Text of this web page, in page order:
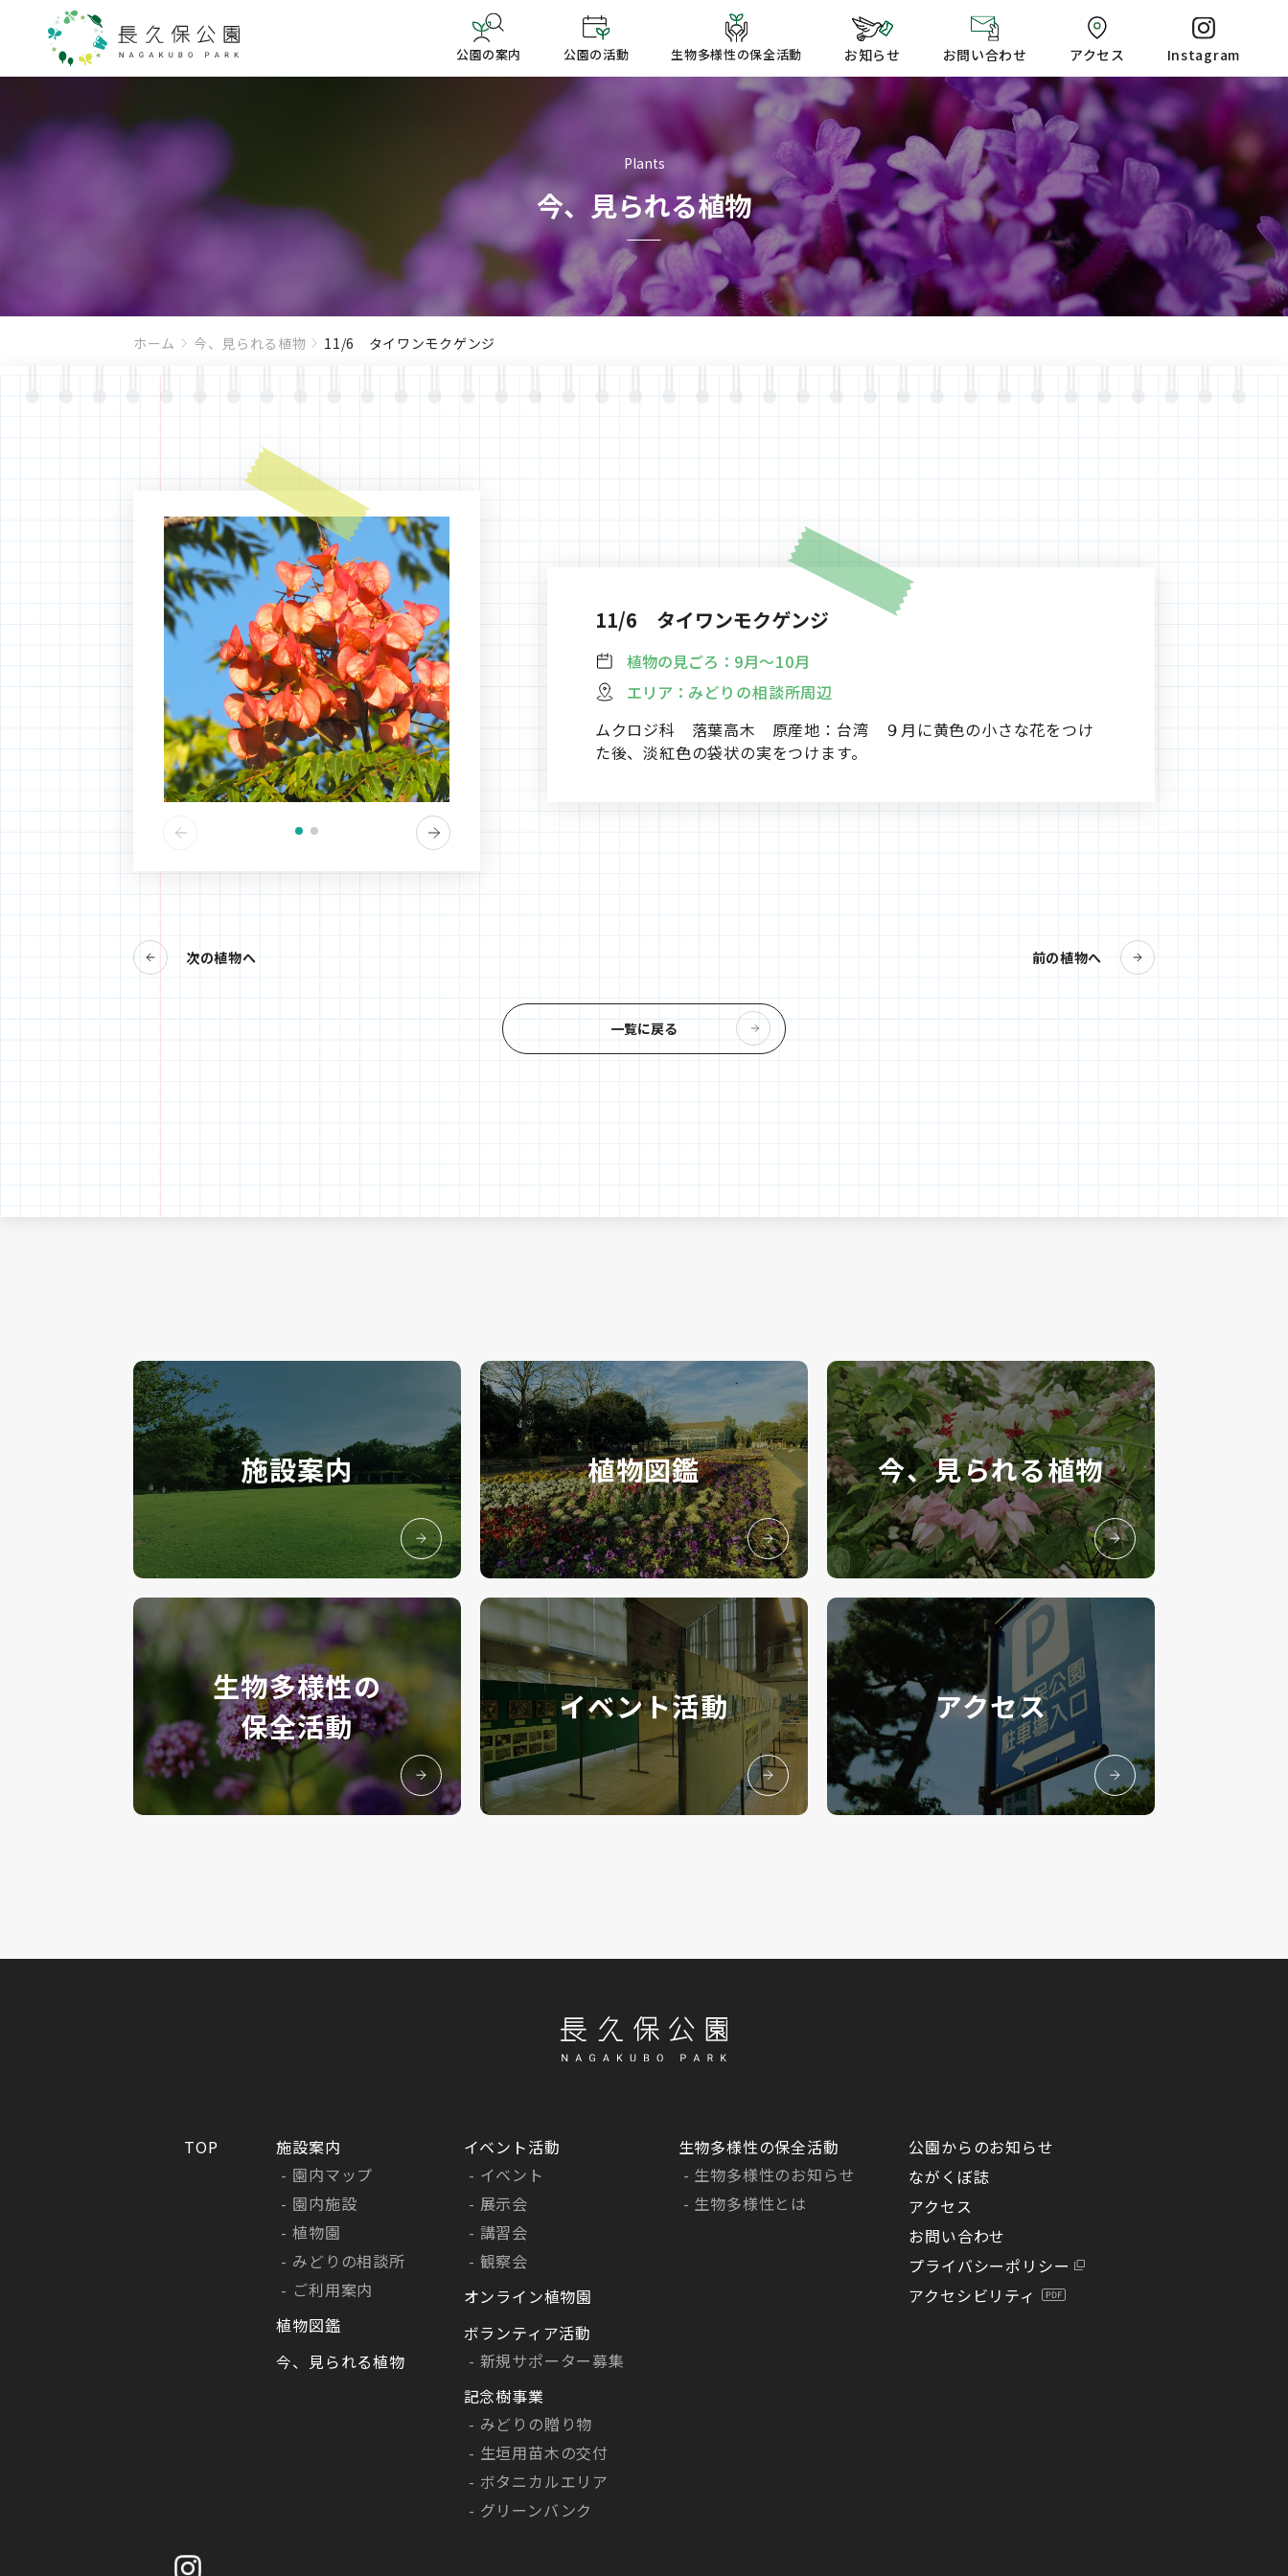
公園の案内 公園の活動 生物多様性の保全活動 お知らせ お問い合わせ アクセス Instagram
Plants
今、見られる植物
ホーム 今、見られる植物 11/6 タイワンモクゲンジ
11/6 タイワンモクゲンジ
植物の見ごろ： 9月～10月
エリア： みどりの相談所周辺
ムクロジ科 落葉高木 原産地：台湾 ９月に黄色の小さな花をつけ
た後、淡紅色の袋状の実をつけます。
次の植物へ
一覧に戻る
前の植物へ
施設案内 植物図鑑 今、見られる植物
生物多様性の
保全活動
イベント活動 アクセス
TOP
施設案内
園内マップ
園内施設
植物園
みどりの相談所
ご利用案内
植物図鑑
今、見られる植物
イベント活動
イベント
展示会
講習会
観察会
オンライン植物園
ボランティア活動
新規サポーター募集
記念樹事業
みどりの贈り物
生垣用苗木の交付
ボタニカルエリア
グリーンバンク
生物多様性の保全活動
生物多様性のお知らせ
生物多様性とは
公園からのお知らせ
ながくぼ誌
アクセス
お問い合わせ
プライバシーポリシー
アクセシビリティ